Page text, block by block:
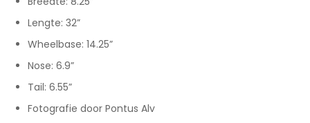
Lengte: 32”
Wheelbase: 14.25”
Nose: 6.9”
Tail: 6.55”
Fotografie door Pontus Alv